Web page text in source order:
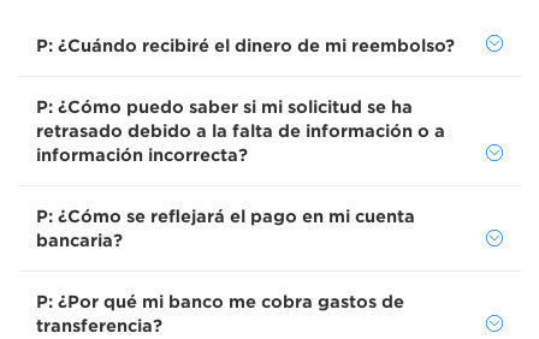
P: ¿Cuándo recibiré el dinero de mi reembolso?
P: ¿Cómo puedo saber si mi solicitud se ha
retrasado debido a la falta de información o a
información incorrecta?
P: ¿Cómo se reflejará el pago en mi cuenta
bancaria?
P: ¿Por qué mi banco me cobra gastos de
transferencia?